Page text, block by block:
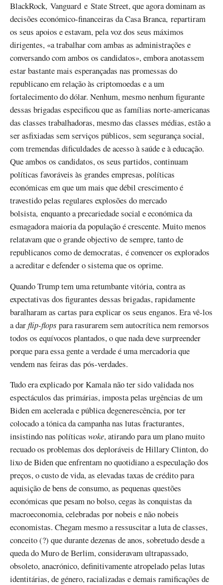
BlackRock, Vanguard e State Street, que agora dominam as
decisões económico-financeiras da Casa Branca, repartiram
os seus apoios e estavam, pela voz dos seus máximos
dirigentes, «a trabalhar com ambas as administrações e
conversando com ambos os candidatos», embora anotassem
estar bastante mais esperançadas nas promessas do
republicano em relação às criptomoedas e a um
fortalecimento do dólar. Nenhum, mesmo nenhum figurante
dessas brigadas especificou que as famílias norte-americanas
das classes trabalhadoras, mesmo das classes médias, estão a
ser asfixiadas sem serviços públicos, sem segurança social,
com tremendas dificuldades de acesso à saúde e à educação.
Que ambos os candidatos, os seus partidos, continuam
políticas favoráveis às grandes empresas, políticas
económicas em que um mais que débil crescimento é
travestido pelas regulares explosões do mercado
bolsista, enquanto a precariedade social e económica da
esmagadora maioria da população é crescente. Muito menos
relatavam que o grande objectivo de sempre, tanto de
republicanos como de democratas, é convencer os explorados
a acreditar e defender o sistema que os oprime.
Quando Trump tem uma retumbante vitória, contra as
expectativas dos figurantes dessas brigadas, rapidamente
baralharam as cartas para explicar os seus enganos. Era vê-los
a darflip-flops para rasurarem sem autocrítica nem remorsos
todos os equívocos plantados, o que nada deve surpreender
porque para essa gente a verdade é uma mercadoria que
vendem nas feiras das pós-verdades.
Tudo era explicado por Kamala não ter sido validada nos
espectáculos das primárias, imposta pelas urgências de um
Biden em acelerada e pública degenerescência, por ter
colocado a tónica da campanha nas lutas fracturantes,
insistindo nas políticas woke, atirando para um plano muito
recuado os problemas dos deploráveis de Hillary Clinton, do
lixo de Biden que enfrentam no quotidiano a especulação dos
preços, o custo de vida, as elevadas taxas de crédito para
aquisição de bens de consumo, as pequenas questões
económicas que pesam no bolso, cegas às conquistas da
macroeconomia, celebradas por nobeis e não nobeis
economistas. Chegam mesmo a ressuscitar a luta de classes,
conceito (?) que durante dezenas de anos, sobretudo desde a
queda do Muro de Berlim, consideravam ultrapassado,
obsoleto, anacrónico, definitivamente atropelado pelas lutas
identitárias, de género, racializadas e demais ramificações de